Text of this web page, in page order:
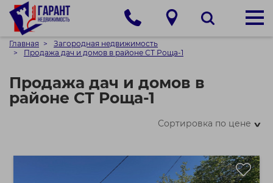
Главная
Загородная недвижимость
Продажа дач и домов в районе СТ Роща-1
Продажа дач и домов в
районе СТ Роща-1
Сортировка по цене>